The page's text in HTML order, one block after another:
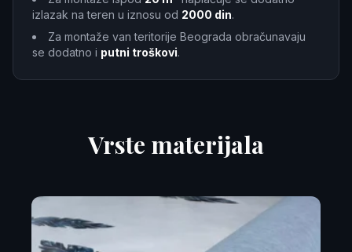
izlazak na teren u iznosu od 2000 din.
Za montaže van teritorije Beograda obračunavaju
se dodatno i putni troškovi.
Vrste materijala